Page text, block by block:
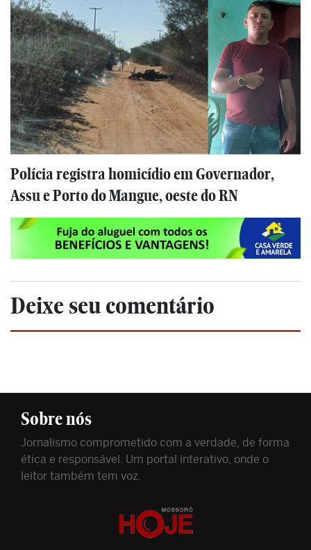
Polícia registra homicídio em Governador,
Assu e Porto do Mangue, oeste do RN
Deixe seu comentário
Sobre nós
Jornalismo comprometido com a verdade, de forma
ética e responsável. Um portal interativo, onde o
leitor também tem voz.